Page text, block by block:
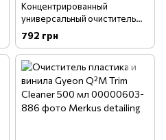
Концентрированный
универсальный очиститель
интерьера и экстерьера
CarPro MultiX 1 л
792 грн